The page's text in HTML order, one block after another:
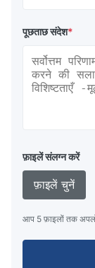
पूछताछ संदेश*
फ़ाइलें संलग्न करें
फ़ाइलें चुनें
आप 5 फ़ाइलों तक